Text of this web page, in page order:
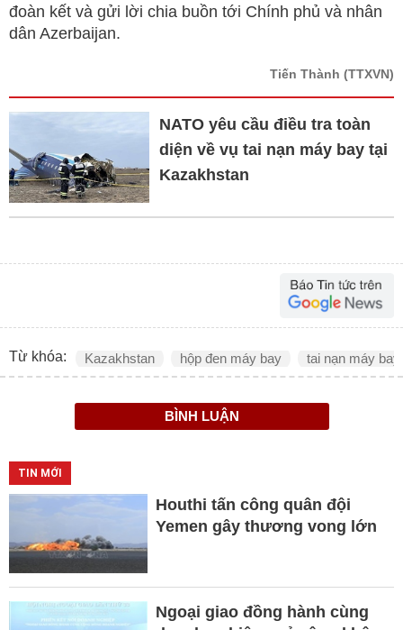
đoàn kết và gửi lời chia buồn tới Chính phủ và nhân
dân Azerbaijan.
Tiến Thành (TTXVN)
NATO yêu cầu điều tra toàn
diện về vụ tai nạn máy bay tại
Kazakhstan
Từ khóa: Kazakhstan hộp đen máy bay tai nạn máy bay
BÌNH LUẬN
TIN MỚI
Houthi tấn công quân đội
Yemen gây thương vong lớn
Ngoại giao đồng hành cùng